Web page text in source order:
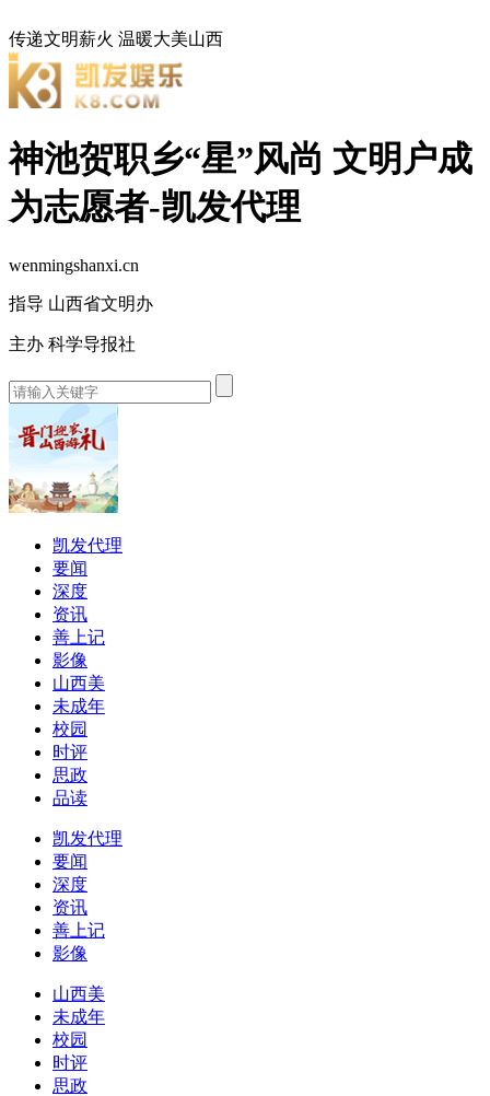
传递文明薪火 温暖大美山西
神池贺职乡“星”风尚 文明户成
为志愿者-凯发代理
wenmingshanxi.cn
指导 山西省文明办
主办 科学导报社
凯发代理
要闻
深度
资讯
善上记
影像
山西美
未成年
校园
时评
思政
品读
凯发代理
要闻
深度
资讯
善上记
影像
山西美
未成年
校园
时评
思政